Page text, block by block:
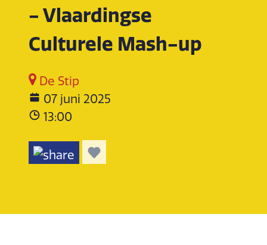
- Vlaardingse
Culturele Mash-up
De Stip
07 juni 2025
13:00